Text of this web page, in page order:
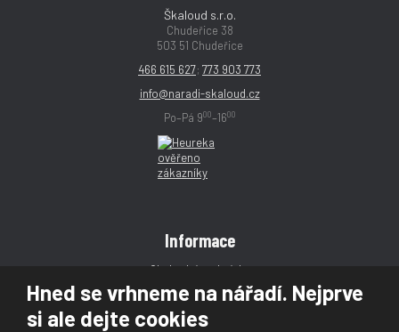
Hned se vrhneme na nářadí. Nejprve
si ale dejte cookies
Škaloud s.r.o.
Chudeřice 38
503 51 Chudeřice
466 615 627; 773 903 773
info@naradi-skaloud.cz
Po–Pá 900–1600
Informace
Obchodní podmínky
Reklamace
Magazín